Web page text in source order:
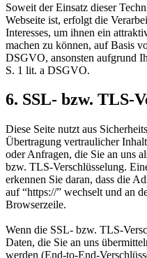
Soweit der Einsatz dieser
Webseite ist, erfolgt die
Interesses, um ihnen ein
machen zu können, auf Basis
DSGVO, ansonsten aufgrund
S. 1 lit. a DSGVO.
6. SSL- bzw. TLS-
Diese Seite nutzt aus
Übertragung vertraulicher
oder Anfragen, die Sie an uns
bzw. TLS-Verschlüsselung.
erkennen Sie daran, dass die
auf “https://” wechselt und an
Browserzeile.
Wenn die SSL- bzw. TLS-
Daten, die Sie an uns
werden (End-to-End-